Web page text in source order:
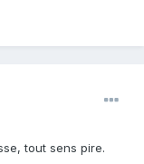
tout sens pire.